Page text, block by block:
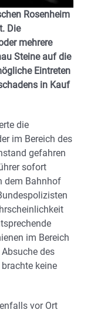
Rosenheim
Die
mehrere
Steine auf die
Eintreten
in Kauf
die
im Bereich des
gefahren
sofort
dem Bahnhof
im Bereich
des
keine
vor Ort